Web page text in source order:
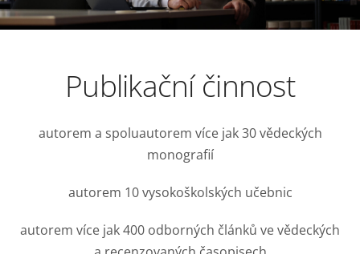
Publikační činnost
autorem a spoluautorem více jak 30 vědeckých
monografií
autorem 10 vysokoškolských učebnic
autorem více jak 400 odborných článků ve vědeckých